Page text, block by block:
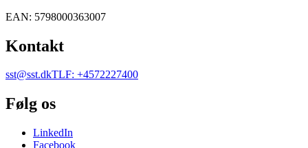
EAN: 5798000363007
Kontakt
sst@sst.dkTLF: +4572227400
Følg os
LinkedIn
Facebook